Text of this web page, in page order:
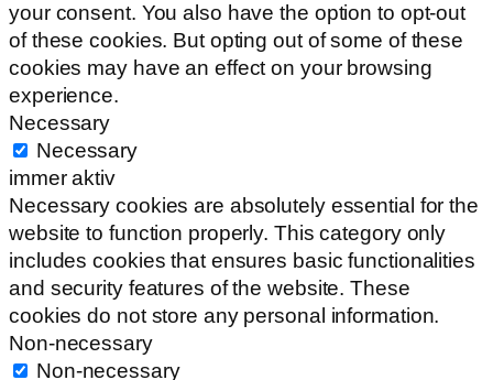
your consent. You also have the option to opt-out
of these cookies. But opting out of some of these
cookies may have an effect on your browsing
experience.
Necessary
Necessary
immer aktiv
Necessary cookies are absolutely essential for the
website to function properly. This category only
includes cookies that ensures basic functionalities
and security features of the website. These
cookies do not store any personal information.
Non-necessary
Non-necessary